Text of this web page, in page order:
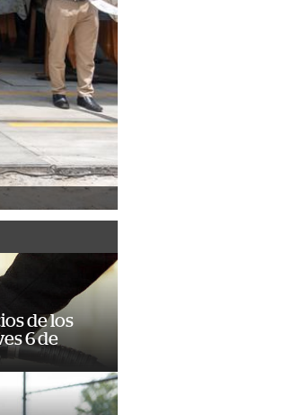
de los
6 de